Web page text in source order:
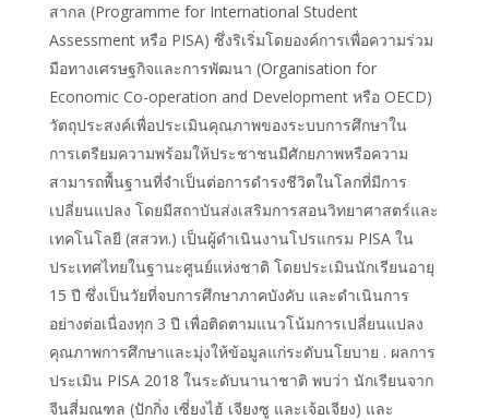
สากล (Programme for International Student
Assessment หรือ PISA) ซึ่งริเริ่มโดยองค์การเพื่อความร่วม
มือทางเศรษฐกิจและการพัฒนา (Organisation for
Economic Co-operation and Development หรือ OECD)
วัตถุประสงค์เพื่อประเมินคุณภาพของระบบการศึกษาใน
การเตรียมความพร้อมให้ประชาชนมีศักยภาพหรือความ
สามารถพื้นฐานที่จำเป็นต่อการดำรงชีวิตในโลกที่มีการ
เปลี่ยนแปลง โดยมีสถาบันส่งเสริมการสอนวิทยาศาสตร์และ
เทคโนโลยี (สสวท.) เป็นผู้ดำเนินงานโปรแกรม PISA ใน
ประเทศไทยในฐานะศูนย์แห่งชาติ โดยประเมินนักเรียนอายุ
15 ปี ซึ่งเป็นวัยที่จบการศึกษาภาคบังคับ และดำเนินการ
อย่างต่อเนื่องทุก 3 ปี เพื่อติดตามแนวโน้มการเปลี่ยนแปลง
คุณภาพการศึกษาและมุ่งให้ข้อมูลแก่ระดับนโยบาย . ผลการ
ประเมิน PISA 2018 ในระดับนานาชาติ พบว่า นักเรียนจาก
จีนสี่มณฑล (ปักกิ่ง เซี่ยงไฮ้ เจียงซู และเจ้อเจียง) และ